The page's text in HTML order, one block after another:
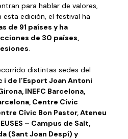
para hablar de valores,
edición, el festival ha
de 91 países y ha
de 30 países,
.
distintas sedes del
i de l’Esport Joan Antoni
INEFC Barcelona,
Centre Cívic
Cívic Bon Pastor, Ateneu
– Campus de Salt,
(Sant Joan Despí) y